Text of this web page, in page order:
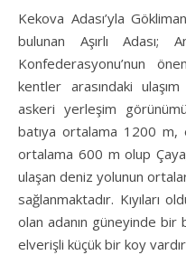
Kekova Adası’yla
bulunan Aşırlı
Konfederasyonu’nun
kentler arasındaki
askeri yerleşim
batıya ortalama 1200
ortalama 600 m olup
ulaşan deniz yolunun
sağlanmaktadır. Kıyıları
olan adanın güneyinde bir
elverişli küçük bir koy